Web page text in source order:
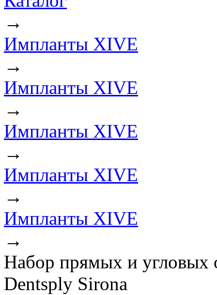
→
Импланты XIVE
→
Импланты XIVE
→
Импланты XIVE
→
Импланты XIVE
→
Импланты XIVE
→
Набор прямых и угловых
Dentsply Sirona